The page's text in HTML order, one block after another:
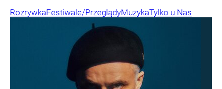
RozrywkaFestiwale/PrzeglądyMuzykaTylko u Nas